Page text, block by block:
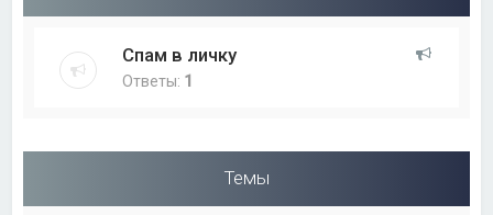
Спам в личку
Ответы: 1
Темы